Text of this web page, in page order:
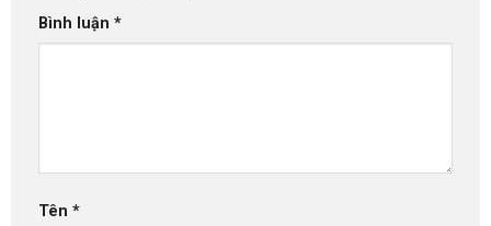
Bình luận *
Tên *